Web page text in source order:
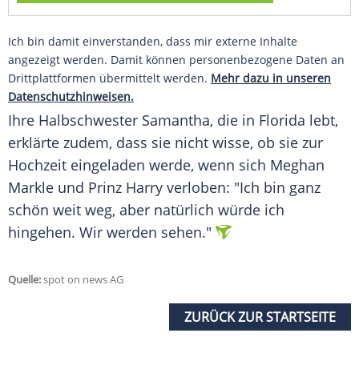
Ich bin damit einverstanden, dass mir externe Inhalte
angezeigt werden. Damit können personenbezogene Daten an
Drittplattformen übermittelt werden. Mehr dazu in unseren
Datenschutzhinweisen.
Ihre Halbschwester Samantha, die in Florida lebt,
erklärte zudem, dass sie nicht wisse, ob sie zur
Hochzeit eingeladen werde, wenn sich Meghan
Markle und Prinz Harry verloben: "Ich bin ganz
schön weit weg, aber natürlich würde ich
hingehen. Wir werden sehen."
Quelle:spot on news AG
ZURÜCK ZUR STARTSEITE